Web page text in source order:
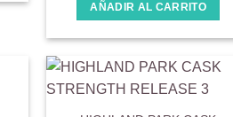
AÑADIR AL CARRITO